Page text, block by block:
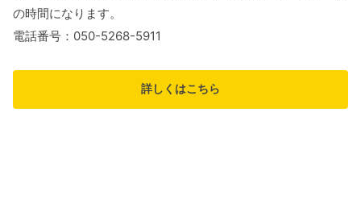
の時間になります。
電話番号：050-5268-5911
詳しくはこちら